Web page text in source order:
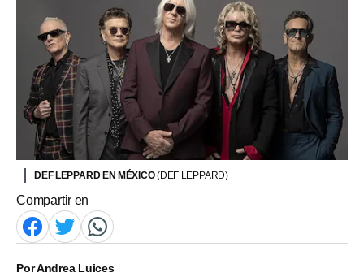
DEF LEPPARD EN MÉXICO(DEF LEPPARD)
Compartir en
PorAndrea Luices